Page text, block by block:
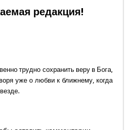
редакция!
трудно сохранить веру в Бога,
уже о любви к ближнему, когда